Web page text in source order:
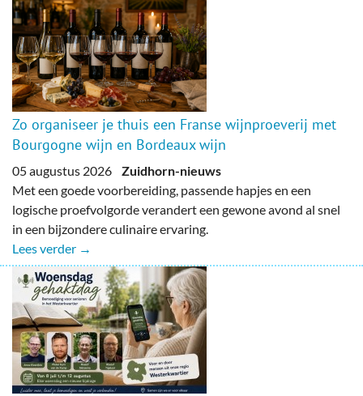
Zo organiseer je thuis een Franse wijnproeverij met
Bourgogne wijn en Bordeaux wijn
05 augustus 2026 Zuidhorn-nieuws
Met een goede voorbereiding, passende hapjes en een
logische proefvolgorde verandert een gewone avond al snel
in een bijzondere culinaire ervaring.
Lees verder →